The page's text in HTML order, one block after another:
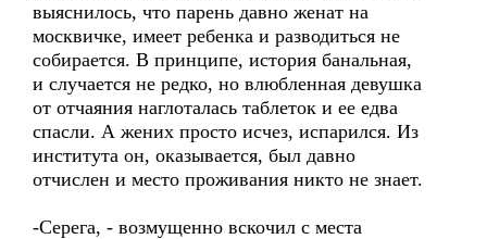
выяснилось, что парень давно женат на
москвичке, имеет ребенка и разводиться не
собирается. В принципе, история банальная,
и случается не редко, но влюбленная девушка
от отчаяния наглоталась таблеток и ее едва
спасли. А жених просто исчез, испарился. Из
института он, оказывается, был давно
отчислен и место проживания никто не знает.
-Серега, - возмущенно вскочил с места